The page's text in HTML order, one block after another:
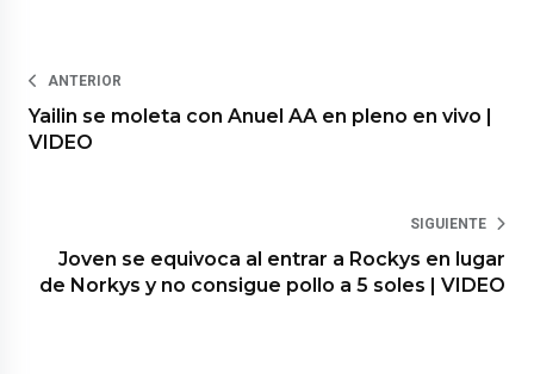
ANTERIOR
Yailin se moleta con Anuel AA en pleno en vivo |
VIDEO
SIGUIENTE
Joven se equivoca al entrar a Rockys en lugar
de Norkys y no consigue pollo a 5 soles | VIDEO